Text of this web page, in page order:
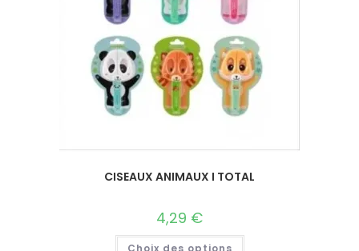
CISEAUX ANIMAUX I TOTAL
4,29 €
Choix des options